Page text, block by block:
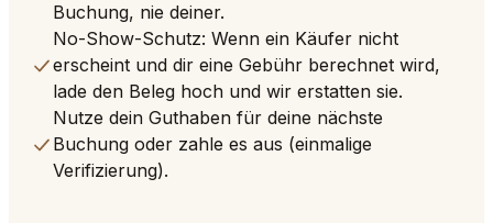
Buchung, nie deiner.
No-Show-Schutz: Wenn ein Käufer nicht
erscheint und dir eine Gebühr berechnet wird,
lade den Beleg hoch und wir erstatten sie.
Nutze dein Guthaben für deine nächste
Buchung oder zahle es aus (einmalige
Verifizierung).